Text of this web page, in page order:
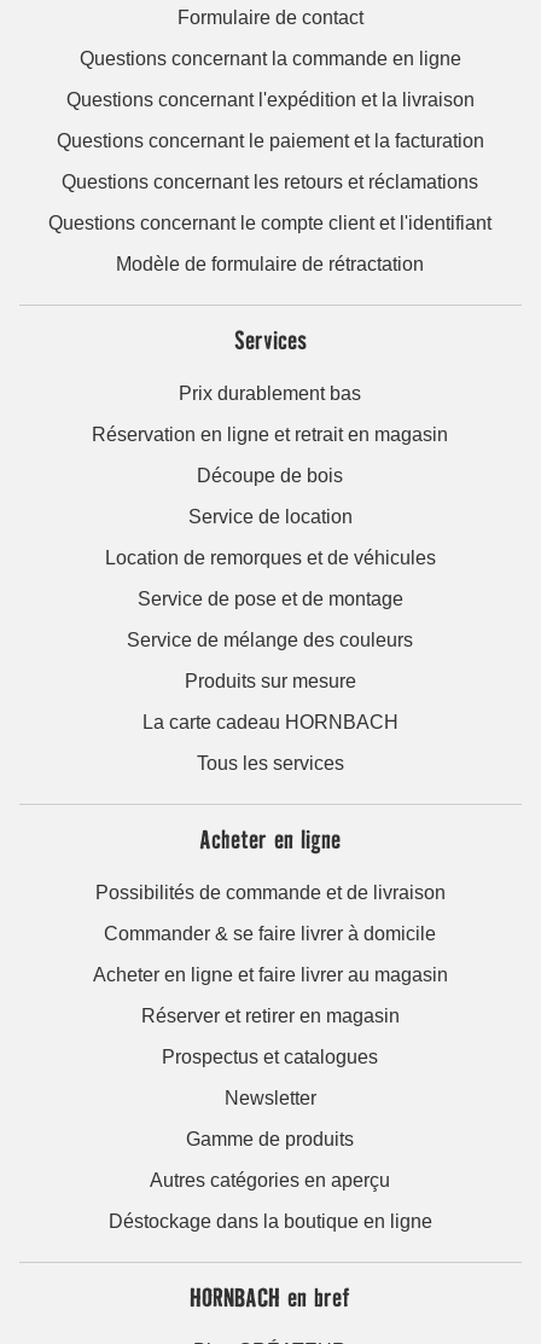
Formulaire de contact
Questions concernant la commande en ligne
Questions concernant l'expédition et la livraison
Questions concernant le paiement et la facturation
Questions concernant les retours et réclamations
Questions concernant le compte client et l'identifiant
Modèle de formulaire de rétractation
Services
Prix durablement bas
Réservation en ligne et retrait en magasin
Découpe de bois
Service de location
Location de remorques et de véhicules
Service de pose et de montage
Service de mélange des couleurs
Produits sur mesure
La carte cadeau HORNBACH
Tous les services
Acheter en ligne
Possibilités de commande et de livraison
Commander & se faire livrer à domicile
Acheter en ligne et faire livrer au magasin
Réserver et retirer en magasin
Prospectus et catalogues
Newsletter
Gamme de produits
Autres catégories en aperçu
Déstockage dans la boutique en ligne
HORNBACH en bref